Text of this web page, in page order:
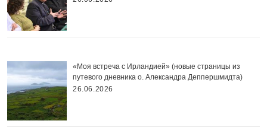
«Моя встреча с Ирландией» (новые страницы из
путевого дневника о. Александра Деппершмидта)
26.06.2026